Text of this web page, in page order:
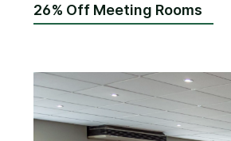
26% Off Meeting Rooms